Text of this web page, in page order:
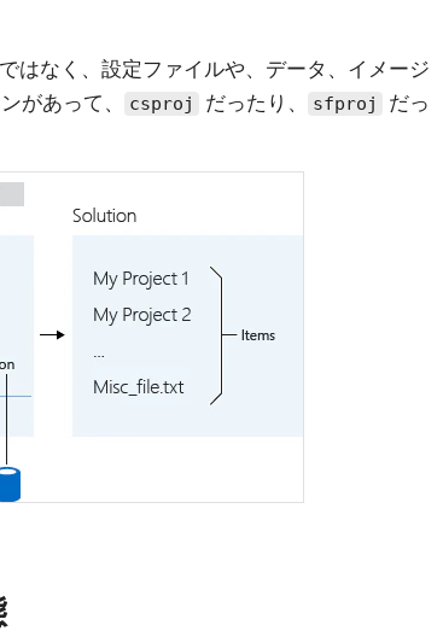
はなく、設定ファイルや、データ、イメージ
があって、
csproj だったり、 sfproj
だっ